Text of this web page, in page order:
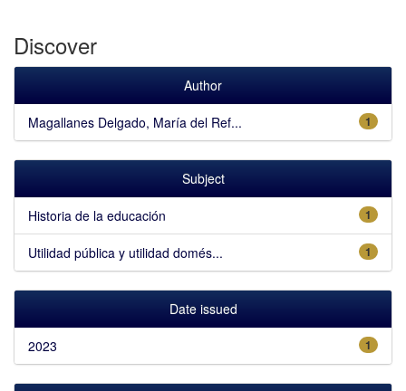
Discover
Author
1
Magallanes Delgado, María del Ref...
Subject
1
Historia de la educación
1
Utilidad pública y utilidad domés...
Date issued
1
2023